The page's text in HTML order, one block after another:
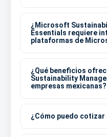
¿Microsoft
Essentials requiere
plataformas de
¿Qué beneficios
Sustainability
empresas mexicanas?
¿Cómo puedo